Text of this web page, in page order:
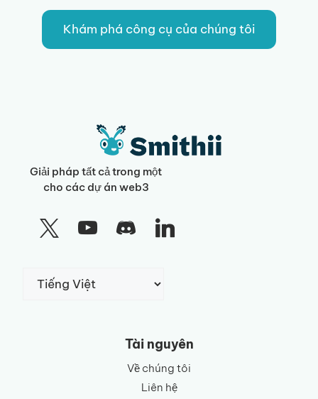
Khám phá công cụ của chúng tôi
Giải pháp tất cả trong một
cho các dự án web3
Chọn
một
Tài nguyên
Về chúng tôi
Liên hệ